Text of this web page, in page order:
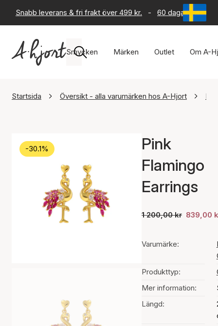
Snabb leverans & fri frakt över 499 kr. - 60 dagars
Smycken Märken Outlet Om A-
Startsida Översikt - alla varumärken hos A-Hjort
-30.1%
Pink
Flamingo
Earrings
1 200,00 kr 839,00
Varumärke:
Produkttyp:
Mer information:
Längd: